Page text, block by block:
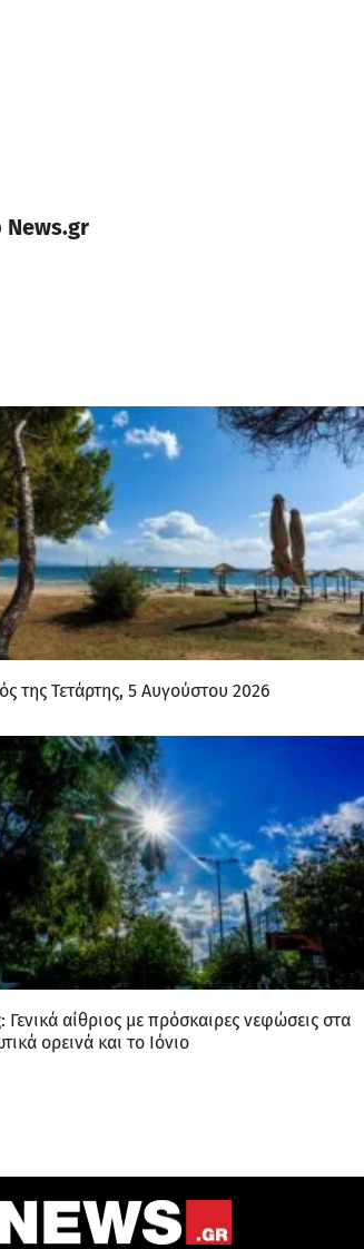
News.gr
της Τετάρτης, 5 Αυγούστου 2026
Γενικά αίθριος με πρόσκαιρες νεφώσεις στα
ορεινά και το Ιόνιο